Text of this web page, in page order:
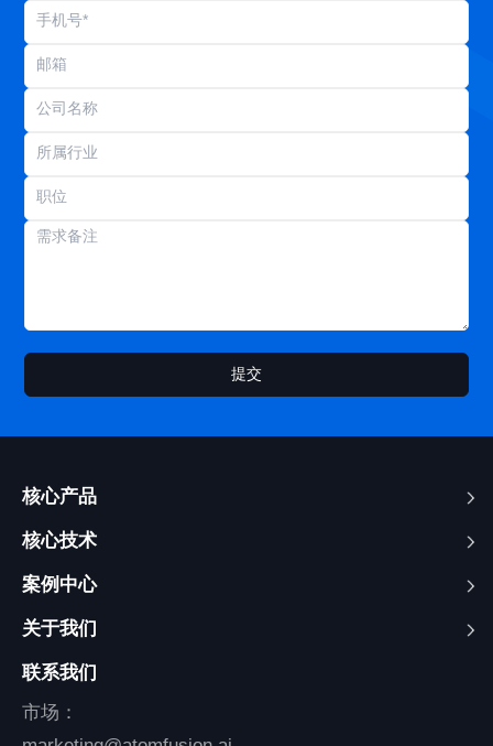
提交
核心产品
核心技术
案例中心
关于我们
联系我们
市场：